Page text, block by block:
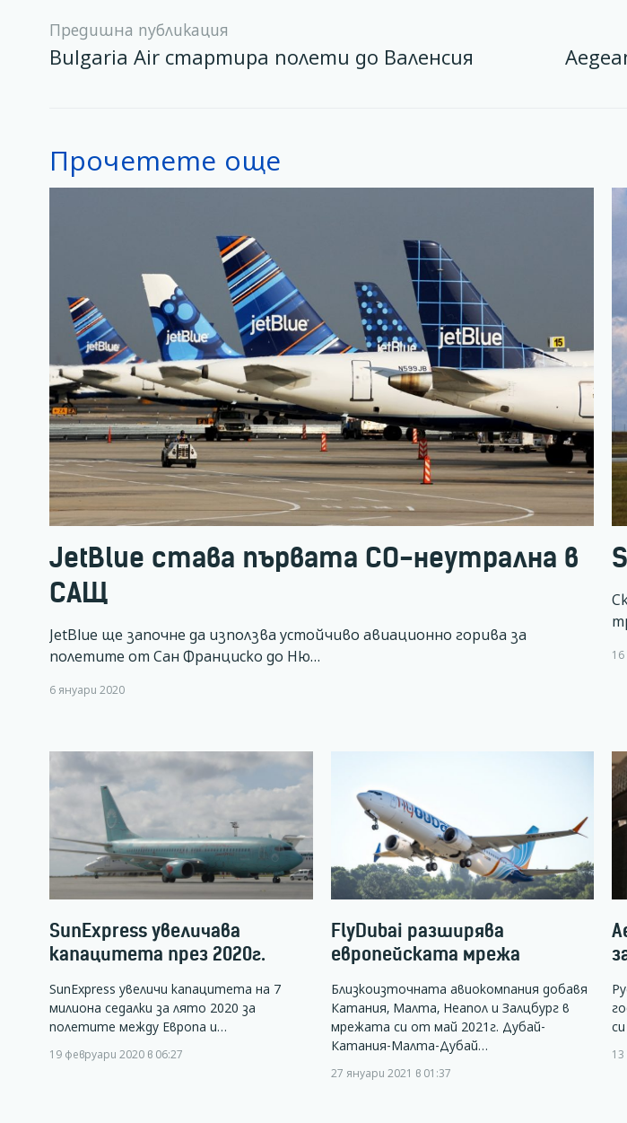
Предишна публикация
Bulgaria Air стартира полети до Валенсия
Прочетете още
JetBlue става първата СО-неутрална в
САЩ
JetBlue ще започне да използва устойчиво авиационно горива за
полетите от Сан Франциско до Ню…
6 януари 2020
SunExpress увеличава
капацитета през 2020г.
SunExpress увеличи капацитета на 7
милиона седалки за лято 2020 за
полетите между Европа и…
19 февруари 2020 в 06:27
FlyDubai разширява
европейската мрежа
Близкоизточната авиокомпания добавя
Катания, Малта, Неапол и Залцбург в
мрежата си от май 2021г. Дубай-
Катания-Малта-Дубай…
27 януари 2021 в 01:37